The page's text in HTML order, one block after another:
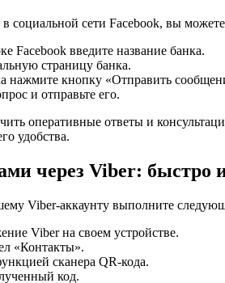
в социальной сети Facebook, вы
Facebook введите название банка.
страницу банка.
нажмите кнопку «Отправить
и отправьте его.
оперативные ответы и
удобства.
через Viber: быстро
Viber-аккаунту выполните
Viber на своем устройстве.
«Контакты».
сканера QR-кода.
код.